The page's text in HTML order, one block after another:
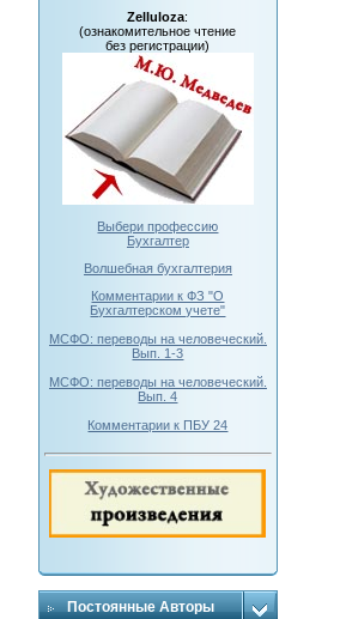
Zelluloza:
(ознакомительное чтение
без регистрации)
Выбери профессию
Бухгалтер
Волшебная бухгалтерия
Комментарии к ФЗ "О
Бухгалтерском учете"
МСФО: переводы на человеческий.
Вып. 1-3
МСФО: переводы на человеческий.
Вып. 4
Комментарии к ПБУ 24
Постоянные Авторы